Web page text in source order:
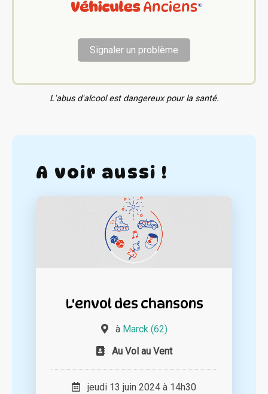
Signaler un problème
L'abus d'alcool est dangereux pour la santé.
A voir aussi !
L'envol des chansons
à Marck (62)
Au Vol au Vent
jeudi 13 juin 2024 à 14h30